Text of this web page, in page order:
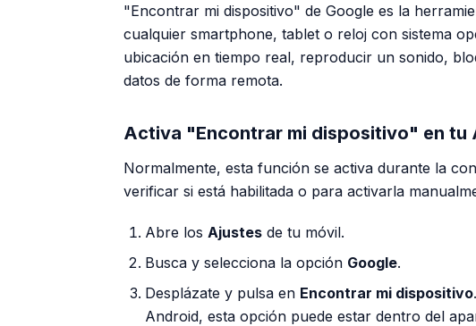
"Encontrar mi dispositivo" de Google es la
cualquier smartphone, tablet o reloj con sistema
ubicación en tiempo real, reproducir un sonido,
datos de forma remota.
Activa "Encontrar mi dispositivo" en tu
Normalmente, esta función se activa durante la
verificar si está habilitada o para activarla
Abre los Ajustes de tu móvil.
Busca y selecciona la opción Google.
Desplázate y pulsa en Encontrar mi dispositivo
Android, esta opción puede estar dentro del